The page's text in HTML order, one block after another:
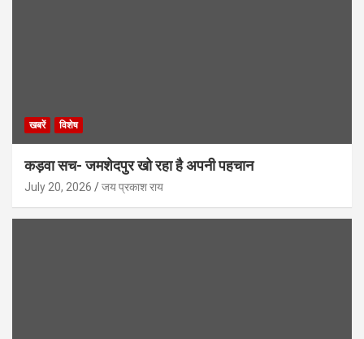
खबरें विशेष
कड़वा सच- जमशेदपुर खो रहा है अपनी पहचान
July 20, 2026 जय प्रकाश राय